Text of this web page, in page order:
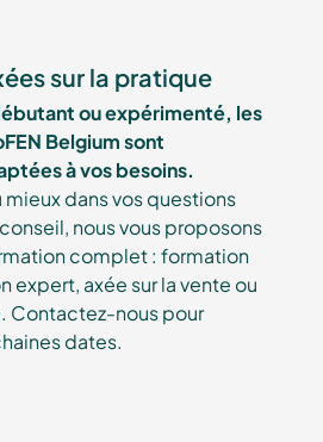
sur la pratique
ou expérimenté, les
Belgium sont
à vos besoins.
mieux dans vos questions
nous vous proposons
complet : formation
expert, axée sur la vente ou
Contactez-nous pour
dates.